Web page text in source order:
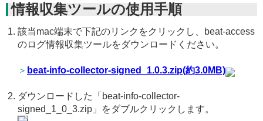
情報収集ツールの使用手順
該当mac端末で下記のリンクをクリックし、beat-access
のログ情報収集ツールをダウンロードください。
＞ beat-info-collector-signed_1.0.3.zip(約3.0MB)
ダウンロードした「beat-info-collector-
signed_1_0_3.zip」をダブルクリックします。